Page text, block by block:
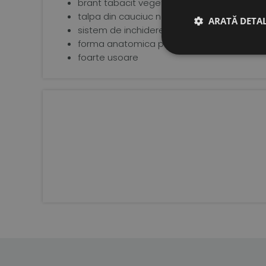
brant tabacit vegetal
talpa din cauciuc natural de 3 mm, extrem
sistem de inchidere tip velcro pentru o
forma anatomica pentru copii, cu spatiu
foarte usoare
ARATĂ